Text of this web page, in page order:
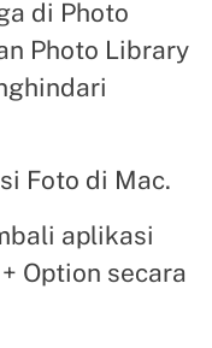
di Photo
Photo Library
Foto di Mac.
aplikasi
Option secara